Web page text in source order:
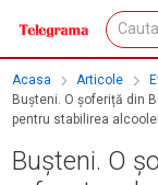
Acasa Articole
Bușteni. O șoferiță din
pentru stabilirea
Bușteni. O